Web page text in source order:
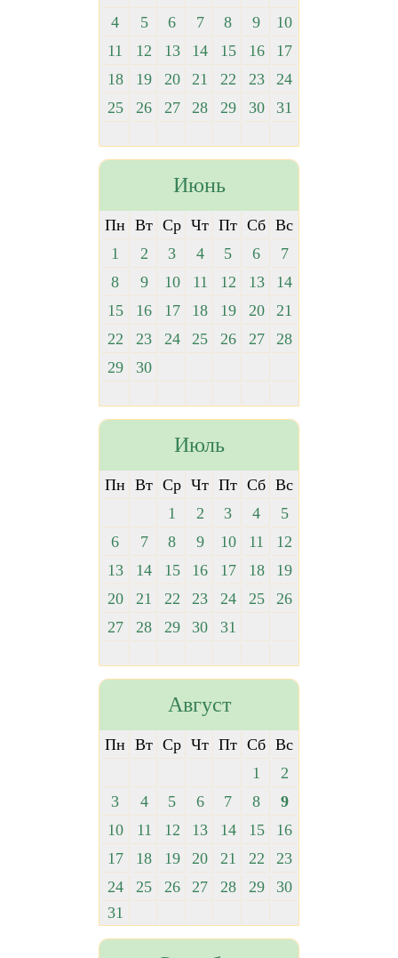
4
5 6 7 8 9
10
11
12 13 14 15 16
17
18
19 20 21 22 23
24
25
26 27 28 29 30 31
Июнь
Пн Вт Ср Чт Пт Сб Вс
1
2 3 4 5 6
7
8
9 10 11 12 13
14
15
16 17 18 19 20
21
22
23 24 25 26 27
28
29
30
Июль
Пн Вт Ср Чт Пт Сб Вс
1
2 3 4
5
6
7 8 9 10 11
12
13
14 15 16 17 18
19
20
21 22 23 24 25
26
27
28 29 30 31
Август
Пн Вт Ср Чт Пт Сб Вс
1
2
3
4 5 6 7 8
9
10
11 12 13 14 15
16
17
18 19 20 21 22
23
24
25 26 27 28 29
30
31